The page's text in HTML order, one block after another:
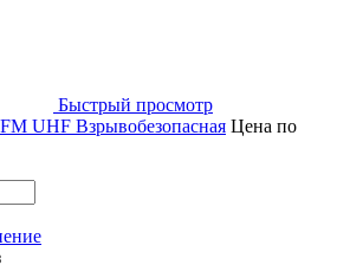
Быстрый просмотр
UHF Взрывобезопасная Цена по